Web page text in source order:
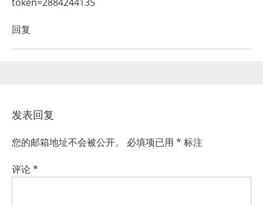
回复
发表回复
您的邮箱地址不会被公开。 必填项已用 * 标注
评论*